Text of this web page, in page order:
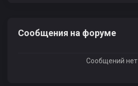
Сообщения на форуме
Сообщений нет